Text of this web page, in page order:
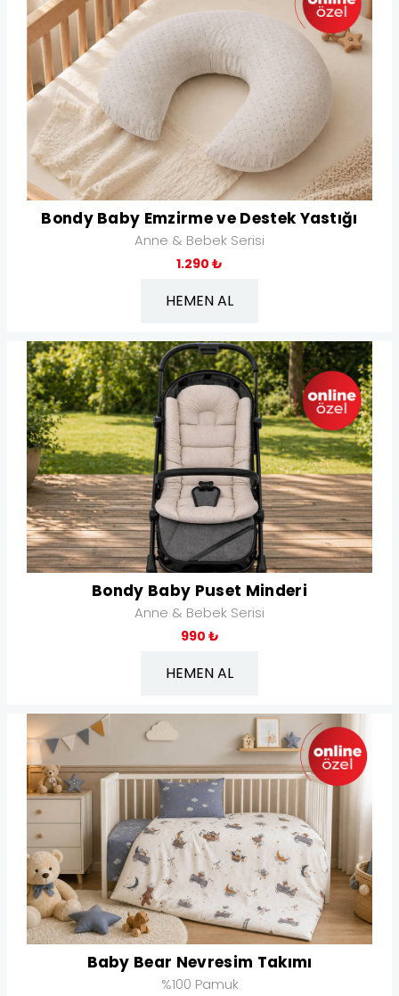
Bondy Baby Emzirme ve Destek Yastığı
Anne & Bebek Serisi
1.290 ₺
HEMEN AL
Bondy Baby Puset Minderi
Anne & Bebek Serisi
990 ₺
HEMEN AL
Baby Bear Nevresim Takımı
%100 Pamuk